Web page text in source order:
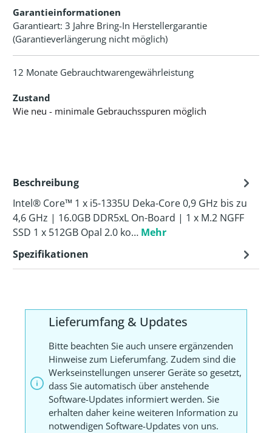
Garantieinformationen
Garantieart: 3 Jahre Bring-In Herstellergarantie
(Garantieverlängerung nicht möglich)
12 Monate Gebrauchtwarengewährleistung
Zustand
Wie neu - minimale Gebrauchsspuren möglich
Beschreibung
Intel® Core™ 1 x i5-1335U Deka-Core 0,9 GHz bis zu
4,6 GHz | 16.0GB DDR5xL On-Board | 1 x M.2 NGFF
SSD 1 x 512GB Opal 2.0 ko… Mehr
Spezifikationen
Lieferumfang & Updates
Bitte beachten Sie auch unsere ergänzenden
Hinweise zum Lieferumfang. Zudem sind die
Werkseinstellungen unserer Geräte so gesetzt,
dass Sie automatisch über anstehende
Software-Updates informiert werden. Sie
erhalten daher keine weiteren Information zu
notwendigen Software-Updates von uns.